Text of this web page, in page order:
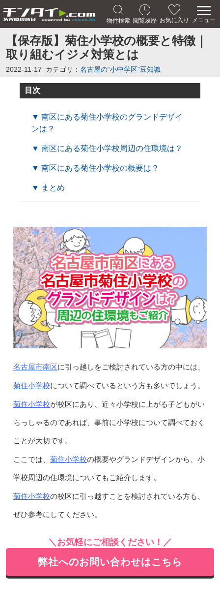
物件検索 閲覧履歴 お気に入り メニュー
【保存版】菊住小学校の概要と特徴｜
取り組むイジメ対策とは
2022-11-17 カテゴリ： 名古屋の“小中学区”豆知識
目次
▼ 南区にある菊住小学校のグランドデザイ
ンは？
▼ 南区にある菊住小学校周辺の住環境は？
▼ 南区にある菊住小学校の概要は？
▼ まとめ
名古屋市南区に引っ越しをご検討されている方の中には、
菊住小学校について調べているという方も多いでしょう。
菊住小学校が校区にあり、近々小学校に上がる子どもがい
らっしゃるのであれば、事前に小学校について調べておく
ことが大切です。
ここでは、 菊住小学校の概要やグランドデザインから、小
学校周辺の住環境についてもご紹介します。
菊住小学校の校区に引っ越すことを検討されている方も、
ぜひ参考にしてください。
＼お気軽にご相談ください！／
弊社へのお問い合わせはこちら